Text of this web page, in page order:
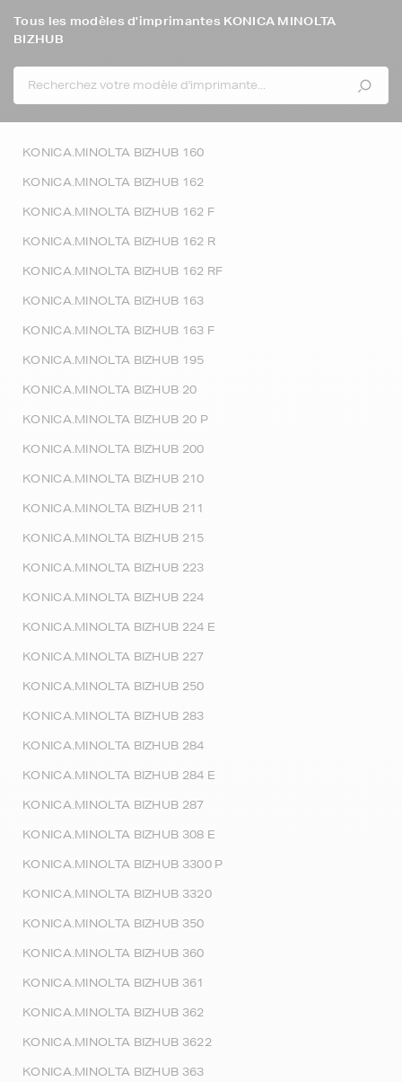
Tous les modèles d'imprimantes KONICA MINOLTA
BIZHUB
KONICA.MINOLTA BIZHUB 160
KONICA.MINOLTA BIZHUB 162
KONICA.MINOLTA BIZHUB 162 F
KONICA.MINOLTA BIZHUB 162 R
KONICA.MINOLTA BIZHUB 162 RF
KONICA.MINOLTA BIZHUB 163
KONICA.MINOLTA BIZHUB 163 F
KONICA.MINOLTA BIZHUB 195
KONICA.MINOLTA BIZHUB 20
KONICA.MINOLTA BIZHUB 20 P
KONICA.MINOLTA BIZHUB 200
KONICA.MINOLTA BIZHUB 210
KONICA.MINOLTA BIZHUB 211
KONICA.MINOLTA BIZHUB 215
KONICA.MINOLTA BIZHUB 223
KONICA.MINOLTA BIZHUB 224
KONICA.MINOLTA BIZHUB 224 E
KONICA.MINOLTA BIZHUB 227
KONICA.MINOLTA BIZHUB 250
KONICA.MINOLTA BIZHUB 283
KONICA.MINOLTA BIZHUB 284
KONICA.MINOLTA BIZHUB 284 E
KONICA.MINOLTA BIZHUB 287
KONICA.MINOLTA BIZHUB 308 E
KONICA.MINOLTA BIZHUB 3300 P
KONICA.MINOLTA BIZHUB 3320
KONICA.MINOLTA BIZHUB 350
KONICA.MINOLTA BIZHUB 360
KONICA.MINOLTA BIZHUB 361
KONICA.MINOLTA BIZHUB 362
KONICA.MINOLTA BIZHUB 3622
KONICA.MINOLTA BIZHUB 363